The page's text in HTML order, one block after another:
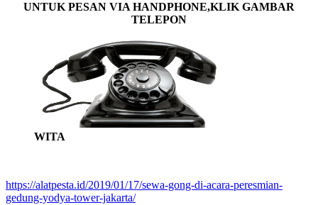
UNTUK PESAN VIA HANDPHONE,KLIK GAMBAR
TELEPON
WITA
https://alatpesta.id/2019/01/17/sewa-gong-di-acara-peresmian-
gedung-yodya-tower-jakarta/